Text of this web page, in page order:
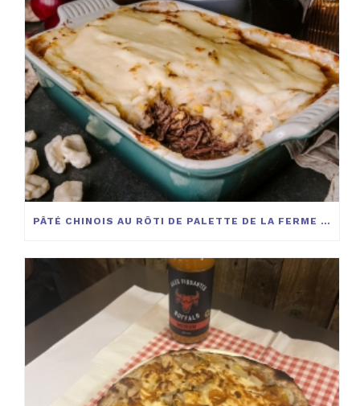
PÂTÉ CHINOIS AU RÔTI DE PALETTE DE LA FERME BOVIGA